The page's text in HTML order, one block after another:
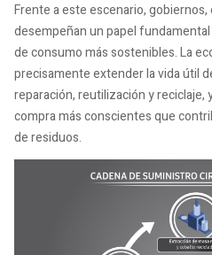
Frente a este escenario,
desempeñan un papel
de consumo más sostenibles. La
precisamente extender la vida útil
reparación, reutilización y reciclaje,
compra más conscientes que
de residuos.